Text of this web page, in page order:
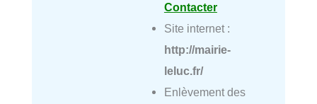
Contacter
Site internet :
http://mairie-
leluc.fr/
Enlèvement des